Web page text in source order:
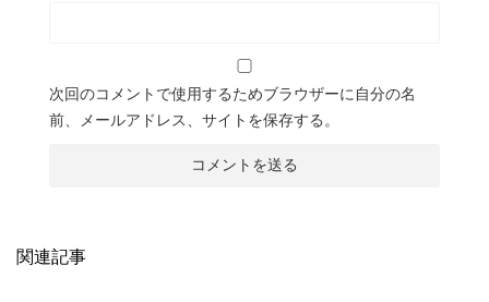
次回のコメントで使用するためブラウザーに自分の名
前、メールアドレス、サイトを保存する。
関連記事